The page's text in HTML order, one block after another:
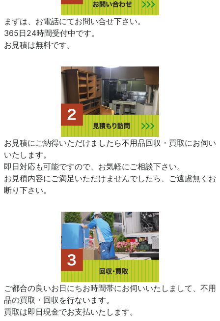
まずは、お電話にてお問い合せ下さい。
365日24時間受付中です。
お見積は無料です。
お見積にご納得いただけましたら不用品回収・買取にお伺い
いたします。
即日対応も可能ですので、お気軽にご相談下さい。
お見積内容にご満足いただけませんでしたら、ご遠慮無くお
断り下さい。
ご都合の良いお日にちお時間帯にお伺いいたしまして、不用
品の買取・回収を行ないます。
買取は即日現金でお支払いたします。